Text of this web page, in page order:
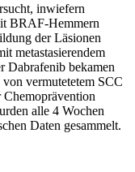
inwiefern
BRAF-Hemmern
der Läsionen
metastasierendem
Dabrafenib bekamen
vermutetetem SCC
alle 4 Wochen
Daten gesammelt.